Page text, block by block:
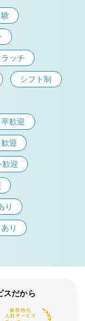
ッチ
シフト制
歓迎
迎
歓迎
り
り
スだから